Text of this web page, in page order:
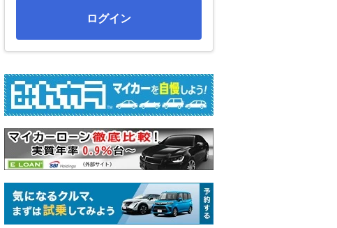
ログイン